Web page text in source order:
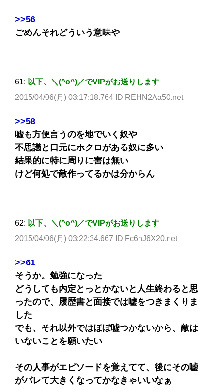
>>56
ごめんそれどういう意味や
61: 以下、＼(^o^)／でVIPがお送りします
2015/04/06(月) 03:17:18.764 ID:REHN2Aa50.net
>>58
嘘も方便言うのを地でいく奴や
不思議と口元にホクロがある奴に多い
結果的に特に周りに害は無い
けど何処で敵作ってるかは分からん
62: 以下、＼(^o^)／でVIPがお送りします
2015/04/06(月) 03:22:34.667 ID:Fc6nJ6X20.net
>>61
そうか。勉強になった
どうしても内定とっとかないと人生終わると思
ったので、履歴書と面接では嘘をつきまくりま
した
でも、それ以外ではほぼ嘘つかないから、敵は
いないことを願いたい
その人事がエピソードを覚えてて、後にその嘘
がバレて大きくなってかなきゃいいなぁ